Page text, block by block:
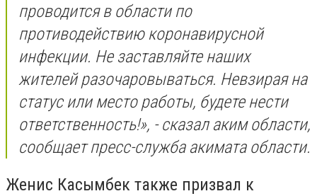
проводится в области по
противодействию коронавирусной
инфекции. Не заставляйте наших
жителей разочаровываться. Невзирая на
статус или место работы, будете нести
ответственность!», - сказал аким области,
сообщает пресс-служба акимата области.
Женис Касымбек также призвал к